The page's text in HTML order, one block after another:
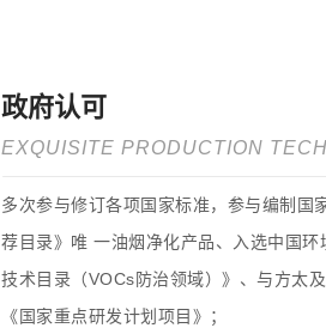
政府认可
EXQUISITE PRODUCTION
多次参与修订各项国家标准，参与编制国
荐目录》唯 一油烟净化产品、入选中国
技术目录（VOCs防治领域）》、与方太
《国家重点研发计划项目》；